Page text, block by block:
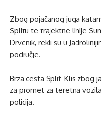
Zbog pojačanog juga
Splitu te trajektne linije
Drvenik, rekli su u
područje.
Brza cesta Split-Klis zbog
za promet za teretna
policija.